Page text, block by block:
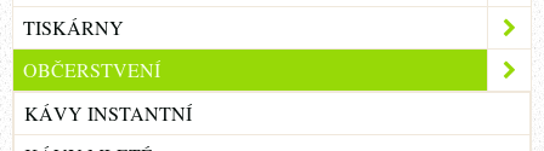
TISKÁRNY
OBČERSTVENÍ
KÁVY INSTANTNÍ